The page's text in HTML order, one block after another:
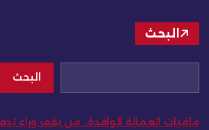
البحث
البحث
مافيات العمالة الوافدة.. من يقف وراء